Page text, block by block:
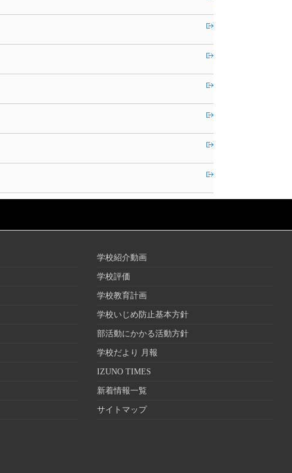
学校紹介動画
学校評価
学校教育計画
学校いじめ防止基本方針
部活動にかかる活動方針
学校だより 月報
IZUNO TIMES
新着情報一覧
サイトマップ